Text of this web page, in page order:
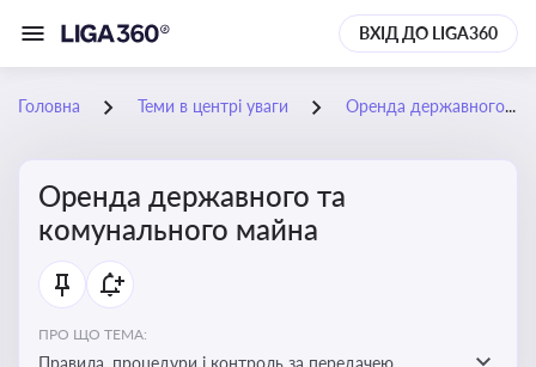
ВХІД ДО LIGA360
Головна Теми в центрі уваги Оренда державного та комунального майна
Оренда державного та
комунального майна
ПРО ЩО ТЕМА:
Правила, процедури і контроль за передачею